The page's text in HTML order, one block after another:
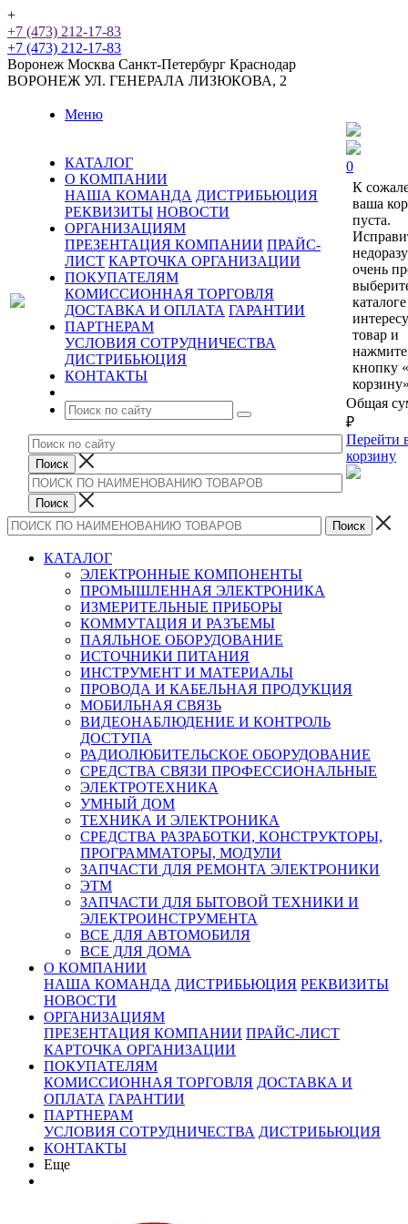
+
+7 (473) 212-17-83
+7 (473) 212-17-83
Воронеж Москва Санкт-Петербург Краснодар
ВОРОНЕЖ УЛ. ГЕНЕРАЛА ЛИЗЮКОВА, 2
Меню
КАТАЛОГ
О КОМПАНИИ
НАША КОМАНДА ДИСТРИБЬЮЦИЯ
РЕКВИЗИТЫ НОВОСТИ
ОРГАНИЗАЦИЯМ
ПРЕЗЕНТАЦИЯ КОМПАНИИ ПРАЙС-
ЛИСТ КАРТОЧКА ОРГАНИЗАЦИИ
ПОКУПАТЕЛЯМ
КОМИССИОННАЯ ТОРГОВЛЯ
ДОСТАВКА И ОПЛАТА ГАРАНТИИ
ПАРТНЕРАМ
УСЛОВИЯ СОТРУДНИЧЕСТВА
ДИСТРИБЬЮЦИЯ
КОНТАКТЫ
0
К
ваша
пуста.
очень
каталоге
товар и
нажмите
кнопку
Общая
₽
Перейти
корзину
КАТАЛОГ
ЭЛЕКТРОННЫЕ КОМПОНЕНТЫ
ПРОМЫШЛЕННАЯ ЭЛЕКТРОНИКА
ИЗМЕРИТЕЛЬНЫЕ ПРИБОРЫ
КОММУТАЦИЯ И РАЗЪЕМЫ
ПАЯЛЬНОЕ ОБОРУДОВАНИЕ
ИСТОЧНИКИ ПИТАНИЯ
ИНСТРУМЕНТ И МАТЕРИАЛЫ
ПРОВОДА И КАБЕЛЬНАЯ ПРОДУКЦИЯ
МОБИЛЬНАЯ СВЯЗЬ
ВИДЕОНАБЛЮДЕНИЕ И КОНТРОЛЬ
ДОСТУПА
РАДИОЛЮБИТЕЛЬСКОЕ ОБОРУДОВАНИЕ
СРЕДСТВА СВЯЗИ ПРОФЕССИОНАЛЬНЫЕ
ЭЛЕКТРОТЕХНИКА
УМНЫЙ ДОМ
ТЕХНИКА И ЭЛЕКТРОНИКА
СРЕДСТВА РАЗРАБОТКИ, КОНСТРУКТОРЫ,
ПРОГРАММАТОРЫ, МОДУЛИ
ЗАПЧАСТИ ДЛЯ РЕМОНТА ЭЛЕКТРОНИКИ
ЭТМ
ЗАПЧАСТИ ДЛЯ БЫТОВОЙ ТЕХНИКИ И
ЭЛЕКТРОИНСТРУМЕНТА
ВСЕ ДЛЯ АВТОМОБИЛЯ
ВСЕ ДЛЯ ДОМА
О КОМПАНИИ
НАША КОМАНДА ДИСТРИБЬЮЦИЯ РЕКВИЗИТЫ
НОВОСТИ
ОРГАНИЗАЦИЯМ
ПРЕЗЕНТАЦИЯ КОМПАНИИ ПРАЙС-ЛИСТ
КАРТОЧКА ОРГАНИЗАЦИИ
ПОКУПАТЕЛЯМ
КОМИССИОННАЯ ТОРГОВЛЯ ДОСТАВКА И
ОПЛАТА ГАРАНТИИ
ПАРТНЕРАМ
УСЛОВИЯ СОТРУДНИЧЕСТВА ДИСТРИБЬЮЦИЯ
КОНТАКТЫ
Еще